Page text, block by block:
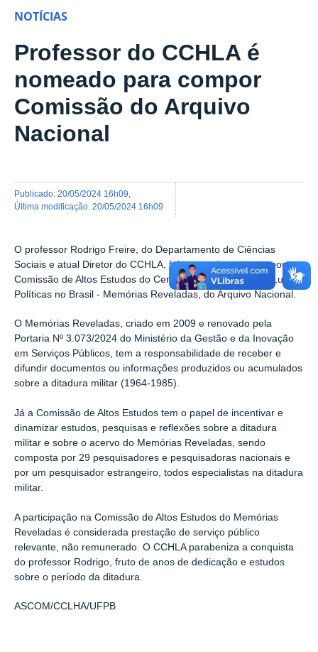
NOTÍCIAS
Professor do CCHLA é
nomeado para compor
Comissão do Arquivo
Nacional
publicado: 20/05/2024 16h09
última modificação: 20/05/2024 16h09
O professor Rodrigo Freire, do Departamento de Ciências
Sociais e atual Diretor do CCHLA, foi nomeado para compor a
Comissão de Altos Estudos do Centro de Referência das Lutas
Políticas no Brasil - Memórias Reveladas, do Arquivo Nacional.
O Memórias Reveladas, criado em 2009 e renovado pela
Portaria Nº 3.073/2024 do Ministério da Gestão e da Inovação
em Serviços Públicos, tem a responsabilidade de receber e
difundir documentos ou informações produzidos ou acumulados
sobre a ditadura militar (1964-1985).
Já a Comissão de Altos Estudos tem o papel de incentivar e
dinamizar estudos, pesquisas e reflexões sobre a ditadura
militar e sobre o acervo do Memórias Reveladas, sendo
composta por 29 pesquisadores e pesquisadoras nacionais e
por um pesquisador estrangeiro, todos especialistas na ditadura
militar.
A participação na Comissão de Altos Estudos do Memórias
Reveladas é considerada prestação de serviço público
relevante, não remunerado. O CCHLA parabeniza a conquista
do professor Rodrigo, fruto de anos de dedicação e estudos
sobre o período da ditadura.
ASCOM/CCLHA/UFPB